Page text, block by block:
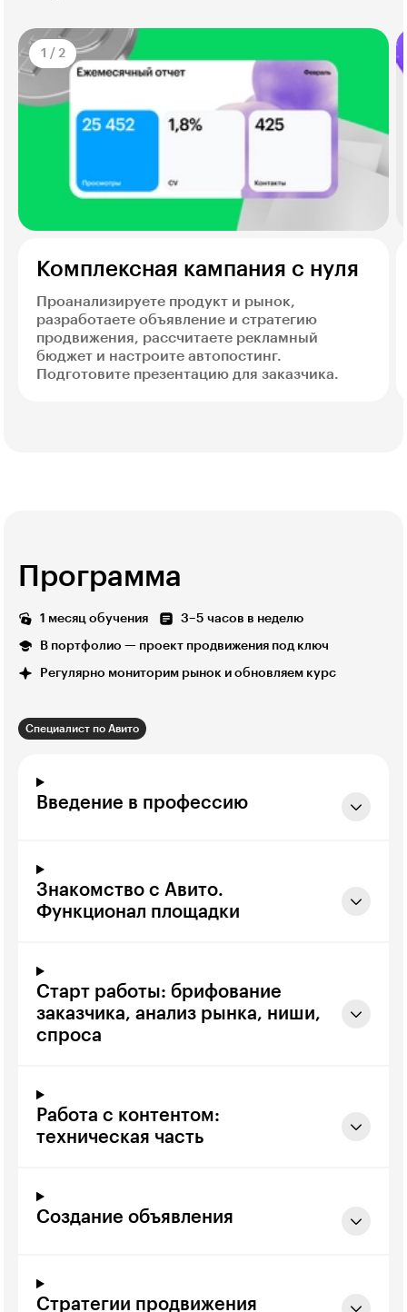
1 / 2
Комплексная кампания с нуля
Проанализируете продукт и рынок,
разработаете объявление и стратегию
продвижения, рассчитаете рекламный
бюджет и настроите автопостинг.
Подготовите презентацию для заказчика.
Программа
1 месяц обучения 3–5 часов в неделю
В портфолио — проект продвижения под ключ
Регулярно мониторим рынок и обновляем курс
Специалист по Авито
Введение в профессию
Знакомство с Авито.
Функционал площадки
Старт работы: брифование
заказчика, анализ рынка, ниши,
спроса
Работа с контентом:
техническая часть
Создание объявления
Стратегии продвижения